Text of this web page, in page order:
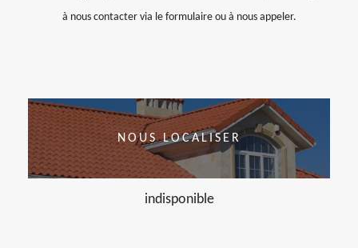
à nous contacter via le formulaire ou à nous appeler.
NOUS LOCALISER
indisponible